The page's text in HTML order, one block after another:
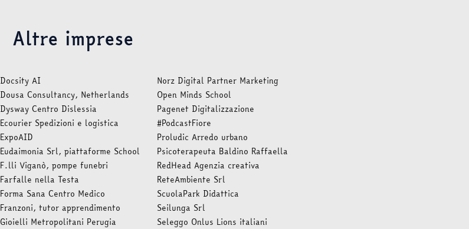
Altre imprese
Docsity AI
Dousa Consultancy, Netherlands
Dysway Centro Dislessia
Ecourier Spedizioni e logistica
ExpoAID
Eudaimonia Srl, piattaforme School
F.lli Viganò, pompe funebri
Farfalle nella Testa
Forma Sana Centro Medico
Franzoni, tutor apprendimento
Gioielli Metropolitani Perugia
Norz Digital Partner Marketing
Open Minds School
Pagenet Digitalizzazione
#PodcastFiore
Proludic Arredo urbano
Psicoterapeuta Baldino Raffaella
RedHead Agenzia creativa
ReteAmbiente Srl
ScuolaPark Didattica
Seilunga Srl
Seleggo Onlus Lions italiani